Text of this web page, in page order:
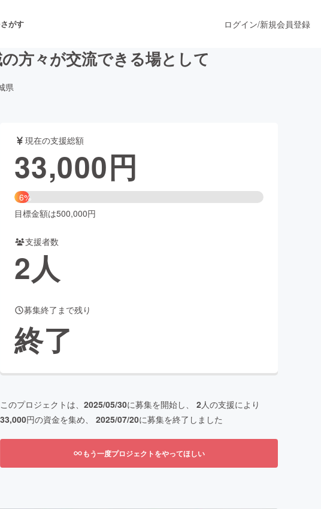
がす
ーマンス
店 ファッション
・ヘルスケア
ログイン/新規会員登録
方々が交流できる場として
県
現在の支援総額
33,000円
6%
目標金額は500,000円
支援者数
2人
募集終了まで残り
終了
このプロジェクトは、 2025/05/30に募集を開始し、 2人の支援により
33,000円の資金を集め、 2025/07/20に募集を終了しました
もう一度プロジェクトをやってほしい